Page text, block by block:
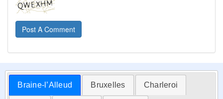
Post A Comment
Braine-l’Alleud Bruxelles Charleroi